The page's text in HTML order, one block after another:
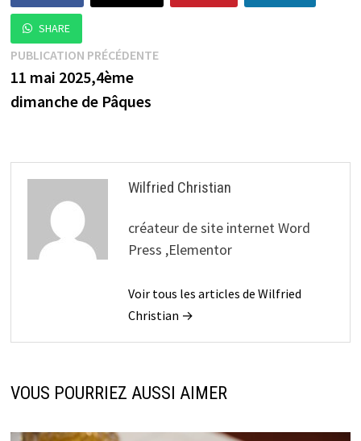
SHARE
Navigation
de
PUBLICATION PRÉCÉDENTEPublication
11 mai 2025,4ème
dimanche de Pâques
Wilfried Christian
créateur de site internet Word
Press ,Elementor
Voir tous les articles de Wilfried
Christian →
VOUS POURRIEZ AUSSI AIMER